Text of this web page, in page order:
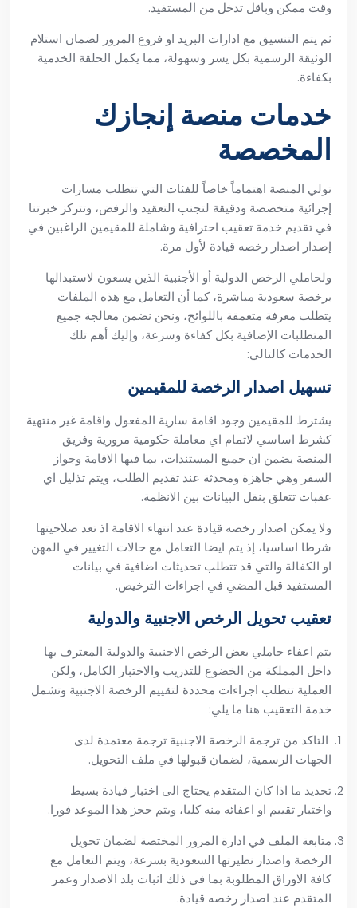
وقت ممكن وباقل تدخل من المستفيد.
ثم يتم التنسيق مع ادارات البريد او فروع المرور لضمان استلام
الوثيقة الرسمية بكل يسر وسهولة، مما يكمل الحلقة الخدمية
بكفاءة.
خدمات منصة إنجازك
المخصصة
تولي المنصة اهتماماً خاصاً للفئات التي تتطلب مسارات
إجرائية متخصصة ودقيقة لتجنب التعقيد والرفض، وتتركز خبرتنا
في تقديم خدمة تعقيب احترافية وشاملة للمقيمين الراغبين في
إصدار اصدار رخصه قيادة لأول مرة.
ولحاملي الرخص الدولية أو الأجنبية الذين يسعون لاستبدالها
برخصة سعودية مباشرة، كما أن التعامل مع هذه الملفات
يتطلب معرفة متعمقة باللوائح، ونحن نضمن معالجة جميع
المتطلبات الإضافية بكل كفاءة وسرعة، وإليك أهم تلك
الخدمات كالتالي:
تسهيل اصدار الرخصة للمقيمين
يشترط للمقيمين وجود اقامة سارية المفعول واقامة غير منتهية
كشرط اساسي لاتمام اي معاملة حكومية مرورية وفريق
المنصة يضمن ان جميع المستندات، بما فيها الاقامة وجواز
السفر وهي جاهزة ومحدثة عند تقديم الطلب، ويتم تذليل اي
عقبات تتعلق بنقل البيانات بين الانظمة.
ولا يمكن اصدار رخصه قيادة عند انتهاء الاقامة اذ تعد صلاحيتها
شرطا اساسيا، إذ يتم ايضا التعامل مع حالات التغيير في المهن
او الكفالة والتي قد تتطلب تحديثات اضافية في بيانات
المستفيد قبل المضي في اجراءات الترخيص.
تعقيب تحويل الرخص الاجنبية والدولية
يتم اعفاء حاملي بعض الرخص الاجنبية والدولية المعترف بها
داخل المملكة من الخضوع للتدريب والاختبار الكامل، ولكن
العملية تتطلب اجراءات محددة لتقييم الرخصة الاجنبية وتشمل
خدمة التعقيب هنا ما يلي:
التاكد من ترجمة الرخصة الاجنبية ترجمة معتمدة لدى
الجهات الرسمية، لضمان قبولها في ملف التحويل.
تحديد ما اذا كان المتقدم يحتاج الى اختبار قيادة بسيط
واختبار تقييم او اعفائه منه كليا، ويتم حجز هذا الموعد فورا.
متابعة الملف في ادارة المرور المختصة لضمان تحويل
الرخصة واصدار نظيرتها السعودية بسرعة، ويتم التعامل مع
كافة الاوراق المطلوبة بما في ذلك اثبات بلد الاصدار وعمر
المتقدم عند اصدار رخصه قيادة.